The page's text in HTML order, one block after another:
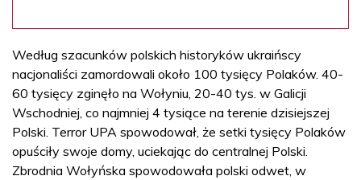
Według szacunków polskich historyków ukraińscy
nacjonaliści zamordowali około 100 tysięcy Polaków. 40-
60 tysięcy zginęło na Wołyniu, 20-40 tys. w Galicji
Wschodniej, co najmniej 4 tysiące na terenie dzisiejszej
Polski. Terror UPA spowodował, że setki tysięcy Polaków
opuściły swoje domy, uciekając do centralnej Polski.
Zbrodnia Wołyńska spowodowała polski odwet, w